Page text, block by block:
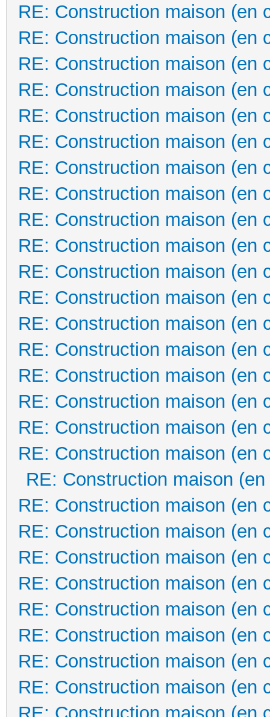
RE: Construction maison (en
RE: Construction maison (en
RE: Construction maison (en
RE: Construction maison (en
RE: Construction maison (en
RE: Construction maison (en
RE: Construction maison (en
RE: Construction maison (en
RE: Construction maison (en
RE: Construction maison (en
RE: Construction maison (en
RE: Construction maison (en
RE: Construction maison (en
RE: Construction maison (en
RE: Construction maison (en
RE: Construction maison (en
RE: Construction maison (en
RE: Construction maison (en
RE: Construction maison
RE: Construction maison (en
RE: Construction maison (en
RE: Construction maison (en
RE: Construction maison (en
RE: Construction maison (en
RE: Construction maison (en
RE: Construction maison (en
RE: Construction maison (en